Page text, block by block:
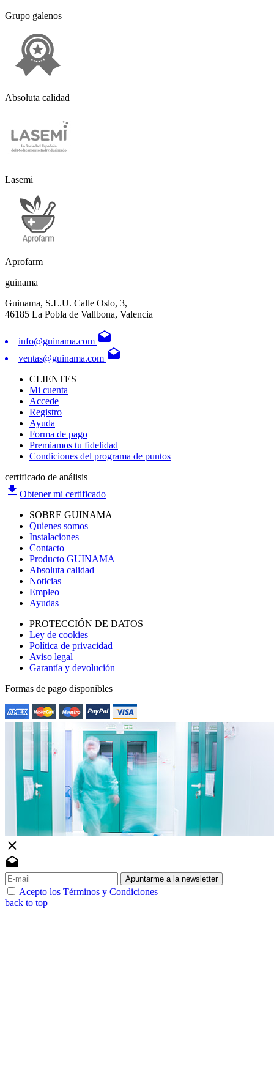
Grupo galenos
Absoluta calidad
Lasemi
Aprofarm
guinama
Guinama, S.L.U. Calle Oslo, 3,
46185 La Pobla de Vallbona, Valencia
info@guinama.com drafts
ventas@guinama.com drafts
CLIENTES
Mi cuenta
Accede
Registro
Ayuda
Forma de pago
Premiamos tu fidelidad
Condiciones del programa de puntos
certificado de análisis
file_download Obtener mi certificado
SOBRE GUINAMA
Quienes somos
Instalaciones
Contacto
Producto GUINAMA
Absoluta calidad
Noticias
Empleo
Ayudas
PROTECCIÓN DE DATOS
Ley de cookies
Política de privacidad
Aviso legal
Garantía y devolución
Formas de pago disponibles
close
drafts
Apuntarme a la newsletter
Acepto los Términos y Condiciones
back to top